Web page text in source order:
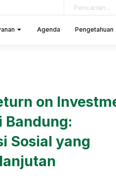
Agenda Pengetahuan
on
Bandung:
Sosial yang